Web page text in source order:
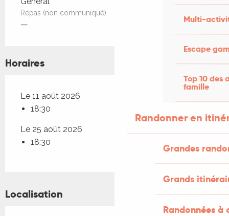
Multi-
Escape
Top 10 des
famille
Randonner en
Grandes
Grands
Randonnées
Repas (non communiqué)
—
Horaires
Le 11 août 2026
18:30
Le 25 août 2026
18:30
Localisation